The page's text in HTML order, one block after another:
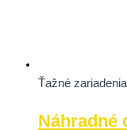
Ťažné zariadenia
Náhradné